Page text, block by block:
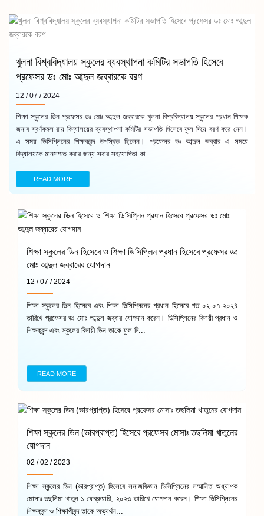
খুলনা বিশ্ববিদ্যালয় স্কুলের ব্যবস্থাপনা কমিটির সভাপতি হিসেবে
প্রফেসর ডঃ মোঃ আব্দুল জব্বারকে বরণ
12 / 07 / 2024
শিক্ষা স্কুলের ডিন প্রফেসর ডঃ মোঃ আব্দুল জব্বারকে খুলনা বিশ্ববিদ্যালয় স্কুলের প্রধান শিক্ষক
জনাব স্বর্ণকমল রায় বিদ্যালয়ের ব্যবস্থাপনা কমিটির সভাপতি হিসেবে ফুল দিয়ে বরণ করে নেন।
এ সময় ডিসিপ্লিনের শিক্ষকবৃন্দ উপস্থিত ছিলেন। প্রফেসর ডঃ আব্দুল জব্বার এ সময়ে
বিদ্যালয়কে মানসম্মত করার জন্য সবার সহযোগিতা কা...
READ MORE
শিক্ষা স্কুলের ডিন হিসেবে ও শিক্ষা ডিসিপ্লিন প্রধান হিসেবে প্রফেসর ডঃ
মোঃ আব্দুল জব্বারের যোগদান
12 / 07 / 2024
শিক্ষা স্কুলের ডিন হিসেবে এবং শিক্ষা ডিসিপ্লিনের প্রধান হিসেবে গত ০২-০৭-২০২৪
তারিখে প্রফেসর ডঃ মোঃ আব্দুল জব্বার যোগদান করেন। ডিসিপ্লিনের বিদায়ী প্রধান ও
শিক্ষকবৃন্দ এবং স্কুলের বিদায়ী ডিন তাকে ফুল দি...
READ MORE
শিক্ষা স্কুলের ডিন (ভারপ্রাপ্ত) হিসেবে প্রফেসর মোসাঃ তছলিমা খাতুনের
যোগদান
02 / 02 / 2023
শিক্ষা স্কুলের ডিন (ভারপ্রাপ্ত) হিসেবে সমাজবিজ্ঞান ডিসিপ্লিনের সম্মানিত অধ্যাপক
মোসাঃ তছলিমা খাতুন ১ ফেব্রুয়ারি, ২০২৩ তারিখে যোগদান করেন। শিক্ষা ডিসিপ্লিনের
শিক্ষকবৃন্দ ও শিক্ষার্থীবৃন্দ তাকে অভ্যর্থন...